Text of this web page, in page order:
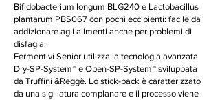
Bifidobacterium longum BLG240 e Lactobacillus
plantarum PBS067 con pochi eccipienti: facile da
addizionare agli alimenti anche per problemi di
disfagia.
Fermentivi Senior utilizza la tecnologia avanzata
Dry-SP-System™ e Open-SP-System™ sviluppata
da Truffini &Reggè. Lo stick-pack è caratterizzato
da una sigillatura complanare e il processo viene